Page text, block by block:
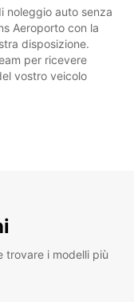
noleggio auto senza
Aeroporto con la
disposizione.
per ricevere
vostro veicolo
trovare i modelli più